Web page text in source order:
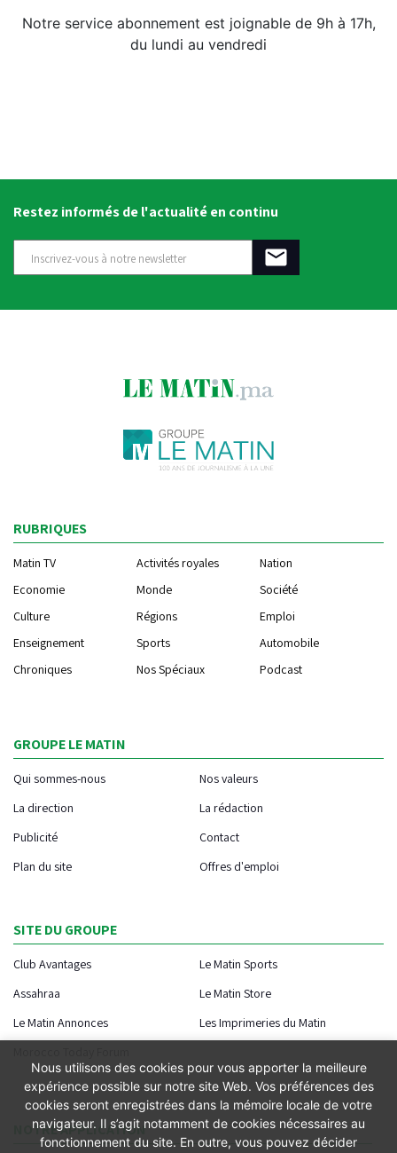
Notre service abonnement est joignable de 9h à 17h,
du lundi au vendredi
Restez informés de l'actualité en continu
RUBRIQUES
Matin TV Activités royales
Nation
Economie
Monde
Société
Culture
Régions
Emploi
Enseignement
Sports
Automobile
Chroniques
Nos Spéciaux Podcast
GROUPE LE MATIN
Qui sommes-nous
Nos valeurs
La direction
La rédaction
Publicité
Contact
Plan du site
Offres d'emploi
SITE DU GROUPE
Club Avantages
Le Matin Sports
Assahraa
Le Matin Store
Le Matin Annonces
Les Imprimeries du Matin
NOTRE APPLICATION
Nous utilisons des cookies pour vous apporter la meilleure
expérience possible sur notre site Web. Vos préférences des
cookies seront enregistrées dans la mémoire locale de votre
navigateur. Il s’agit notamment de cookies nécessaires au
fonctionnement du site. En outre, vous pouvez décider